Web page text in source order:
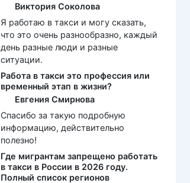
Виктория Соколова
Я работаю в такси и могу сказать,
что это очень разнообразно, каждый
день разные люди и разные
ситуации.
Работа в такси это профессия или
временный этап в жизни?
Евгения Смирнова
Спасибо за такую подробную
информацию, действительно
полезно!
Где мигрантам запрещено работать
в такси в России в 2026 году.
Полный список регионов